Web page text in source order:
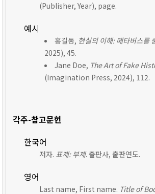
(Publisher, Year), page.
예시
홍길동, 현실의 이해: 메타버스를
2025), 45.
Jane Doe, The Art of Fake
(Imagination Press, 2024), 112.
각주-참고문헌
한국어
저자. 표제: 부제. 출판사, 출판연도.
영어
Last name, First name. Title of